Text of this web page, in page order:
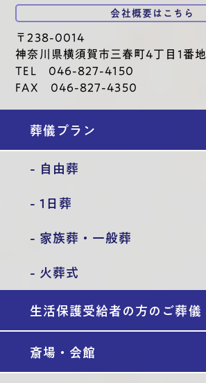
会社概要は こちら
〒238-0014
神奈川県横須賀市三春町4丁目1番地
TEL 046-827-4150
FAX 046-827-4350
葬儀プラン
- 自由葬
- 1日葬
- 家族葬・一般葬
- 火葬式
生活保護受給者の方のご葬儀
斎場・会館